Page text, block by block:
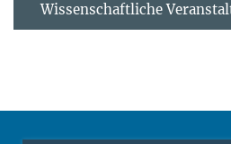
Wissenschaftliche